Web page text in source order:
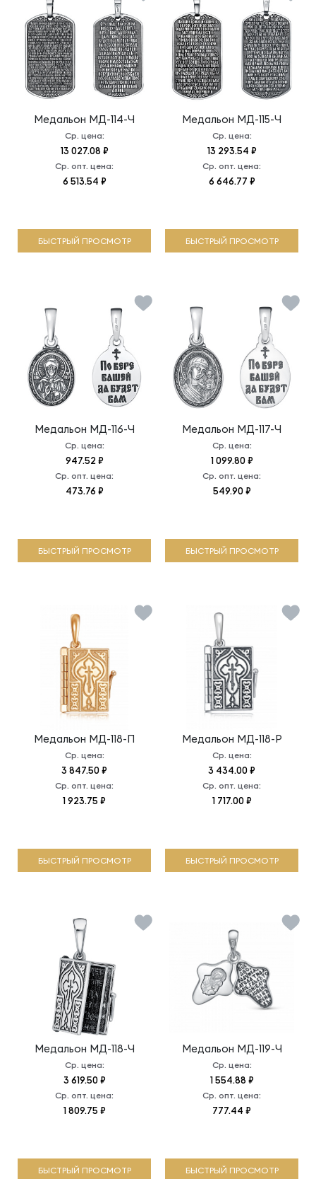
Медальон МД-114-Ч
Ср. цена:
13 027.08 ₽
Ср. опт. цена:
6 513.54 ₽
БЫСТРЫЙ ПРОСМОТР
Медальон МД-115-Ч
Ср. цена:
13 293.54 ₽
Ср. опт. цена:
6 646.77 ₽
БЫСТРЫЙ ПРОСМОТР
Медальон МД-116-Ч
Ср. цена:
947.52 ₽
Ср. опт. цена:
473.76 ₽
БЫСТРЫЙ ПРОСМОТР
Медальон МД-117-Ч
Ср. цена:
1 099.80 ₽
Ср. опт. цена:
549.90 ₽
БЫСТРЫЙ ПРОСМОТР
Медальон МД-118-П
Ср. цена:
3 847.50 ₽
Ср. опт. цена:
1 923.75 ₽
БЫСТРЫЙ ПРОСМОТР
Медальон МД-118-Р
Ср. цена:
3 434.00 ₽
Ср. опт. цена:
1 717.00 ₽
БЫСТРЫЙ ПРОСМОТР
Медальон МД-118-Ч
Ср. цена:
3 619.50 ₽
Ср. опт. цена:
1 809.75 ₽
БЫСТРЫЙ ПРОСМОТР
Медальон МД-119-Ч
Ср. цена:
1 554.88 ₽
Ср. опт. цена:
777.44 ₽
БЫСТРЫЙ ПРОСМОТР